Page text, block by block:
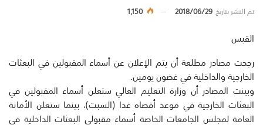
تم النشر بتاريخ2018/06/29
1,150
القبس
رجحت مصادر مطلعة أن يتم الإعلان عن أسماء المقبولين في البعثات
الخارجية والداخلية في غضون يومين.
وبينت المصادر أن وزارة التعليم العالي ستعلن أسماء المقبولين في
البعثات الخارجية في موعد أقصاه غدا (السبت)، بينما ستعلن الأمانة
العامة لمجلس الجامعات الخاصة أسماء مقبولي البعثات الداخلية في